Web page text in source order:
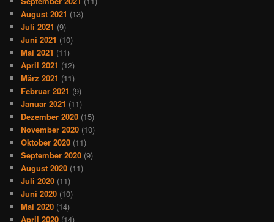
August 2021 (13)
Juli 2021 (9)
Juni 2021 (10)
Mai 2021 (11)
April 2021 (12)
März 2021 (11)
Februar 2021 (9)
Januar 2021 (11)
Dezember 2020 (15)
November 2020 (10)
Oktober 2020 (11)
September 2020 (9)
August 2020 (11)
Juli 2020 (11)
Juni 2020 (10)
Mai 2020 (14)
April 2020 (14)